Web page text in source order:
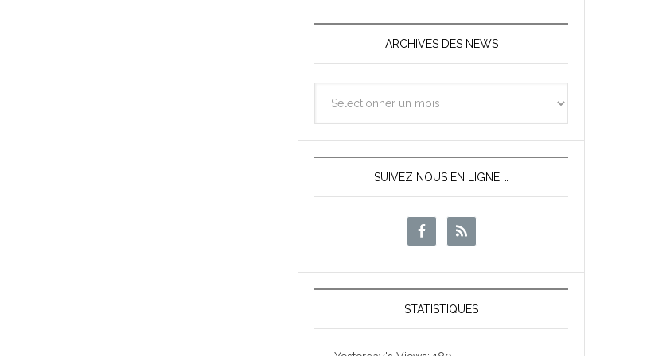
ARCHIVES DES NEWS
des
News
SUIVEZ NOUS EN LIGNE …
STATISTIQUES